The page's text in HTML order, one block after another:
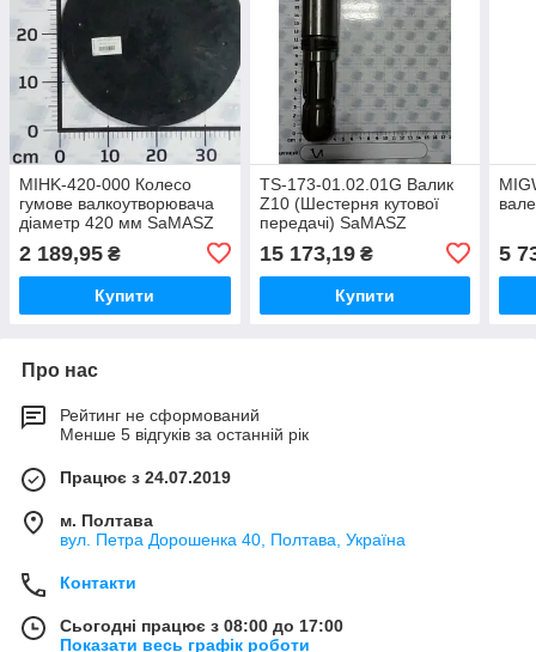
MIHK-420-000 Колесо
гумове валкоутворювача
діаметр 420 мм SaMASZ
2 189,95 ₴
Купити
TS-173-01.02.01G Валик
Z10 (Шестерня кутової
передачі) SaMASZ
15 173,19₴
Купити
5
Про нас
Рейтинг не сформований
Менше 5 відгуків за останній рік
Працює з 24.07.2019
м. Полтава
вул. Петра Дорошенка 40, Полтава, Україна
Контакти
Сьогодні працює з 08:00 до 17:00
Показати весь графік роботи